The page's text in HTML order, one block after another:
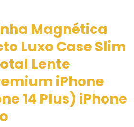
Magnética
Luxo Case Slim
Lente
iPhone
14 Plus) iPhone